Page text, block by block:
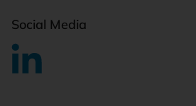
Social Media